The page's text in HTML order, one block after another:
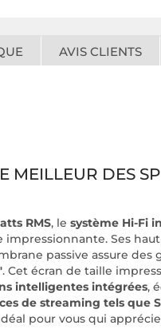
AVIS CLIENTS
MEILLEUR DES
RMS, le système Hi-Fi
impressionnante. Ses
passive assure
. Cet écran de taille
intelligentes intégrées,
de streaming tels que
pour vous qui